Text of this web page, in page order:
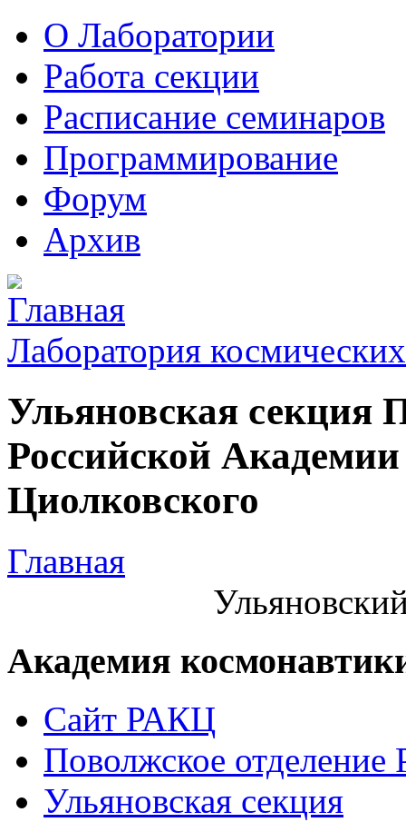
О Лаборатории
Работа секции
Расписание семинаров
Программирование
Форум
Архив
Лаборатория
Ульяновская секция
Российской
Циолковского
Главная
Академия
Сайт РАКЦ
Поволжское
Ульяновская секция